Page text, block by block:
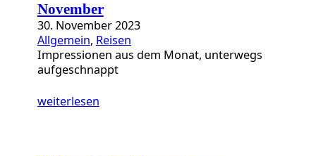
November
30. November 2023
Allgemein, Reisen
Impressionen aus dem Monat, unterwegs
aufgeschnappt
weiterlesen